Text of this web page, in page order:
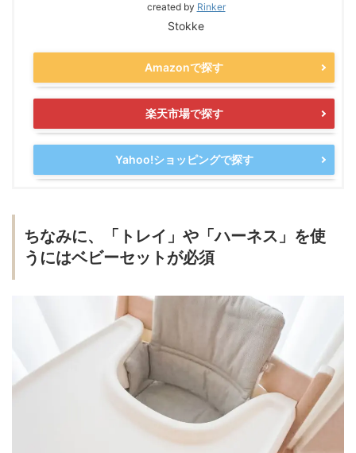
created by Rinker
Stokke
Amazonで探す
楽天市場で探す
Yahoo!ショッピングで探す
ちなみに、「トレイ」や「ハーネス」を使
うにはベビーセットが必須